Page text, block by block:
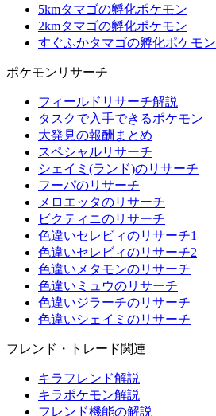
5kmタマゴの孵化ポケモン
2kmタマゴの孵化ポケモン
すぐふかタマゴの孵化ポケモン
ポケモンリサーチ
フィールドリサーチ解説
タスクで入手できるポケモン
大発見の報酬まとめ
スペシャルリサーチ
シェイミ(ランド)のリサーチ
フーパのリサーチ
メロエッタのリサーチ
ビクティニのリサーチ
色違いセレビィのリサーチ1
色違いセレビィのリサーチ2
色違いメタモンのリサーチ
色違いミュウのリサーチ
色違いジラーチのリサーチ
色違いシェイミのリサーチ
フレンド・トレード関連
キラフレンド解説
キラポケモン解説
フレンド機能の解説